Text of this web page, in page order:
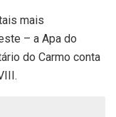
mais
– a Apa do
do Carmo conta